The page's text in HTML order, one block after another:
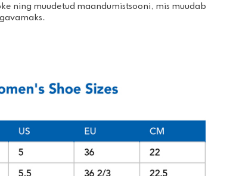
ning muudetud maandumistsooni, mis muudab